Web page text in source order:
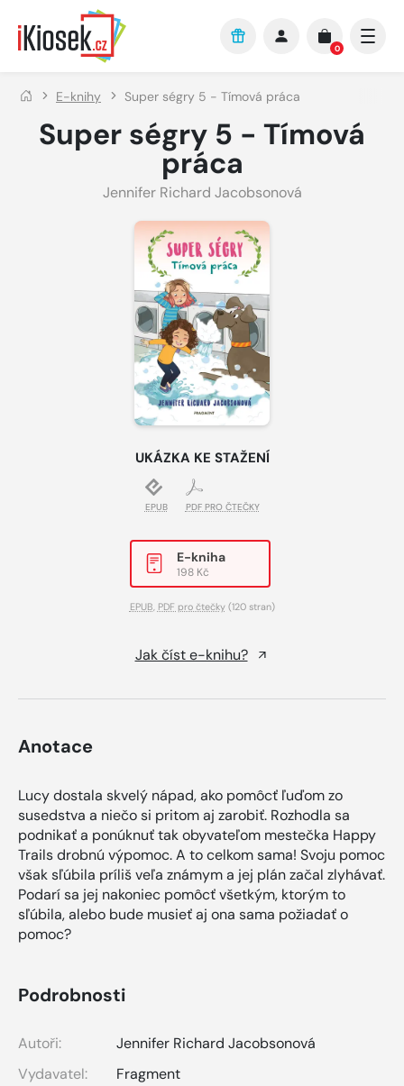
Přejít na hlavní obsah
0
E-knihy Super ségry 5 - Tímová práca
Super ségry 5 - Tímová
práca
Jennifer Richard Jacobsonová
UKÁZKA KE STAŽENÍ
EPUB PDF PRO ČTEČKY
E-kniha
198 Kč
EPUB, PDF pro čtečky(120 stran)
Jak číst e-knihu?
Anotace
Lucy dostala skvelý nápad, ako pomôcť ľuďom zo
susedstva a niečo si pritom aj zarobiť. Rozhodla sa
podnikať a ponúknuť tak obyvateľom mestečka Happy
Trails drobnú výpomoc. A to celkom sama! Svoju pomoc
však sľúbila príliš veľa známym a jej plán začal zlyhávať.
Podarí sa jej nakoniec pomôcť všetkým, ktorým to
sľúbila, alebo bude musieť aj ona sama požiadať o
pomoc?
Podrobnosti
Autoři:
Jennifer Richard Jacobsonová
Vydavatel:
Fragment